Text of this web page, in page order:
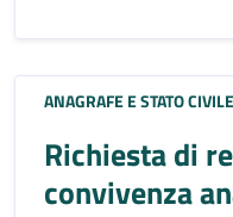
ANAGRAFE E STATO CIVILE
Richiesta di
convivenza